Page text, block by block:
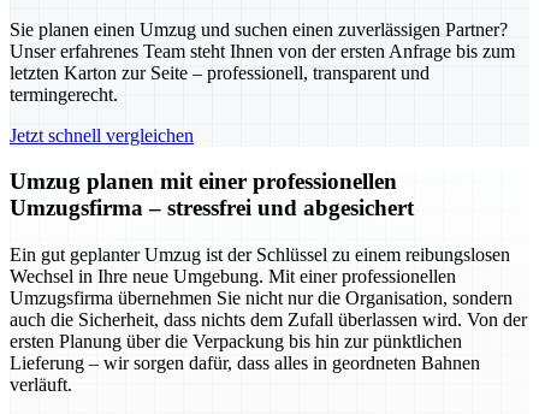
Sie planen einen Umzug und suchen einen zuverlässigen Partner?
Unser erfahrenes Team steht Ihnen von der ersten Anfrage bis zum
letzten Karton zur Seite – professionell, transparent und
termingerecht.
Jetzt schnell vergleichen
Umzug planen mit einer professionellen
Umzugsfirma – stressfrei und abgesichert
Ein gut geplanter Umzug ist der Schlüssel zu einem reibungslosen
Wechsel in Ihre neue Umgebung. Mit einer professionellen
Umzugsfirma übernehmen Sie nicht nur die Organisation, sondern
auch die Sicherheit, dass nichts dem Zufall überlassen wird. Von der
ersten Planung über die Verpackung bis hin zur pünktlichen
Lieferung – wir sorgen dafür, dass alles in geordneten Bahnen
verläuft.